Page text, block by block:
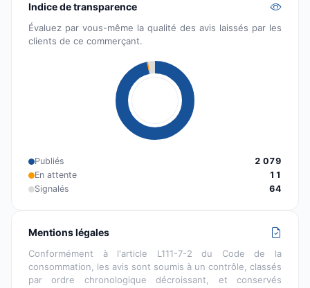
Indice de transparence
Évaluez par vous-même la qualité des avis laissés par les
clients de ce commerçant.
Publiés
2 079
En attente
11
Signalés
64
Mentions légales
Conformément à l'article L111-7-2 du Code de la
consommation, les avis sont soumis à un contrôle, classés
par ordre chronologique décroissant, et conservés